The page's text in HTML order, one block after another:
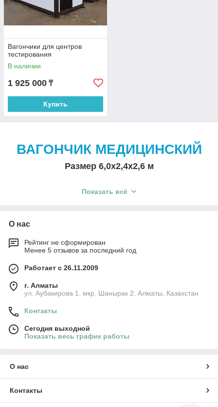
Вагончики для центров
тестирования
В наличии
1 925 000 ₸
Купить
ВАГОНЧИК МЕДИЦИНСКИЙ
Размер 6,0х2,4х2,6 м
Преимущества вагончиков
транспортных пакетов на платформе;
Готовность к эксплуатации - включает в
Показать всё
О нас
Рейтинг не сформирован
Менее 5 отзывов за последний год
Работает с 26.11.2009
г. Алматы
ул. Аубакирова 1, мкр. Шанырак 2, Алматы, Казахстан
Контакты
Сегодня выходной
Показать весь график работы
О нас
Контакты